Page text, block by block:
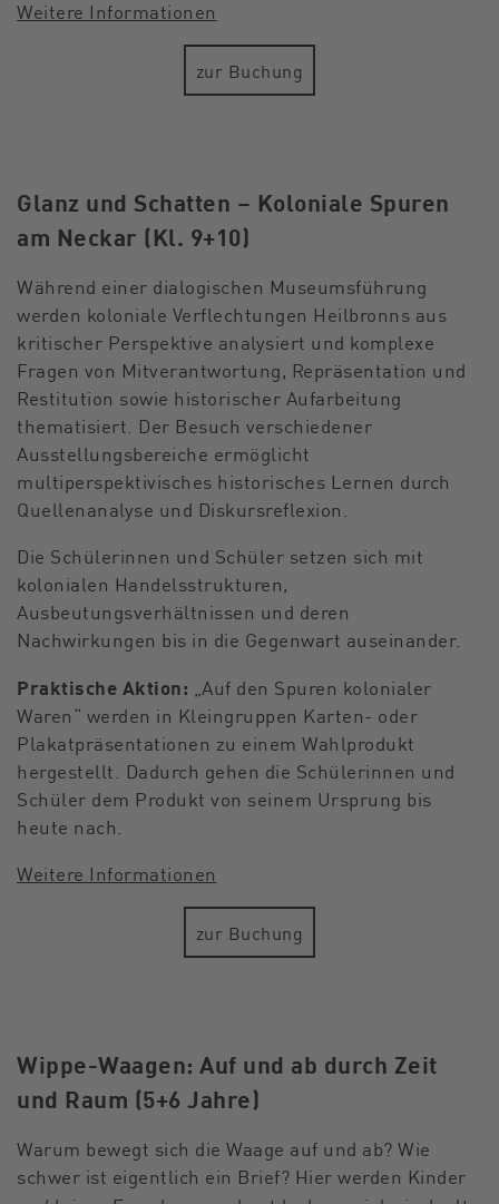
Weitere Informationen
zur Buchung
Glanz und Schatten – Koloniale Spuren
am Neckar (Kl. 9+10)
Während einer dialogischen Museumsführung
werden koloniale Verflechtungen Heilbronns aus
kritischer Perspektive analysiert und komplexe
Fragen von Mitverantwortung, Repräsentation und
Restitution sowie historischer Aufarbeitung
thematisiert. Der Besuch verschiedener
Ausstellungsbereiche ermöglicht
multiperspektivisches historisches Lernen durch
Quellenanalyse und Diskursreflexion.
Die Schülerinnen und Schüler setzen sich mit
kolonialen Handelsstrukturen,
Ausbeutungsverhältnissen und deren
Nachwirkungen bis in die Gegenwart auseinander.
Praktische Aktion: „Auf den Spuren kolonialer
Waren“ werden in Kleingruppen Karten- oder
Plakatpräsentationen zu einem Wahlprodukt
hergestellt. Dadurch gehen die Schülerinnen und
Schüler dem Produkt von seinem Ursprung bis
heute nach.
Weitere Informationen
zur Buchung
Wippe-Waagen: Auf und ab durch Zeit
und Raum (5+6 Jahre)
Warum bewegt sich die Waage auf und ab? Wie
schwer ist eigentlich ein Brief? Hier werden Kinder